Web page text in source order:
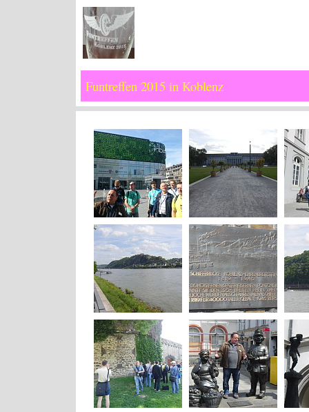
Funtreffen 2015 in Koblenz